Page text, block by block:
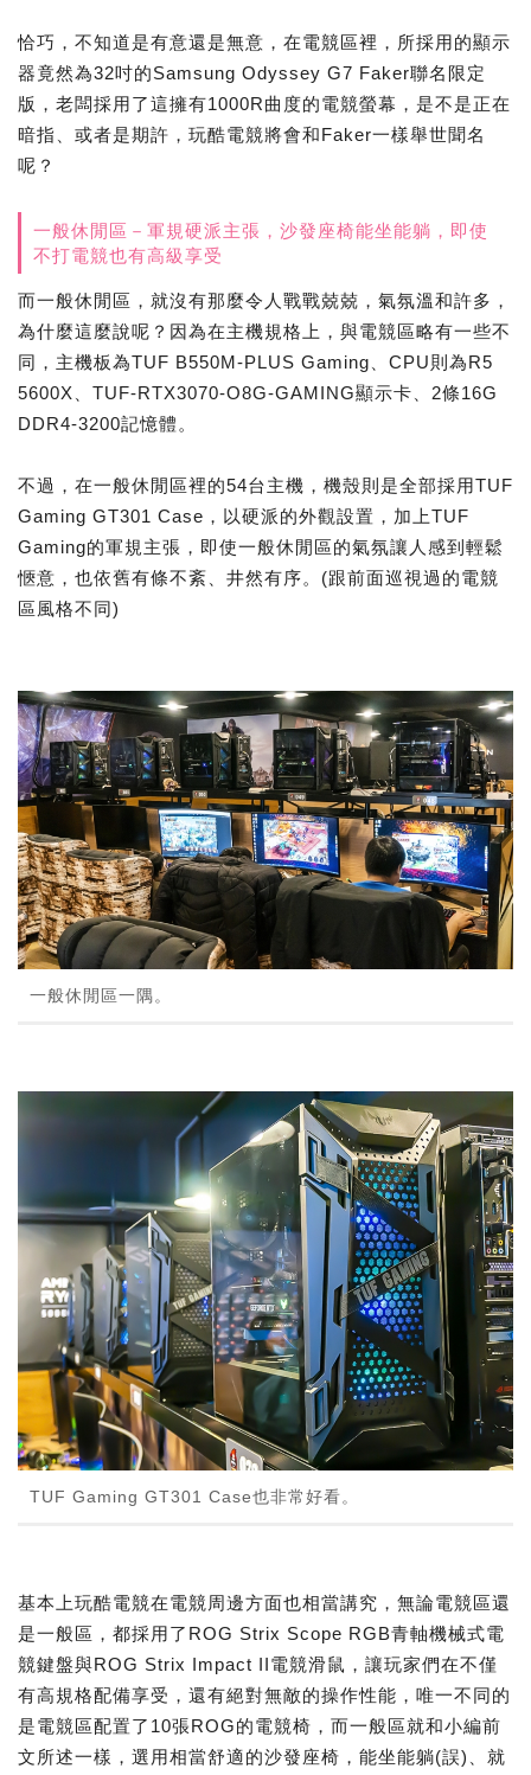
恰巧，不知道是有意還是無意，在電競區裡，所採用的顯示
器竟然為32吋的Samsung Odyssey G7 Faker聯名限定
版，老闆採用了這擁有1000R曲度的電競螢幕，是不是正在
暗指、或者是期許，玩酷電競將會和Faker一樣舉世聞名
呢？
一般休閒區－軍規硬派主張，沙發座椅能坐能躺，即使
不打電競也有高級享受
而一般休閒區，就沒有那麼令人戰戰兢兢，氣氛溫和許多，
為什麼這麼說呢？因為在主機規格上，與電競區略有一些不
同，主機板為TUF B550M-PLUS Gaming、CPU則為R5
5600X、TUF-RTX3070-O8G-GAMING顯示卡、2條16G
DDR4-3200記憶體。
不過，在一般休閒區裡的54台主機，機殼則是全部採用TUF
Gaming GT301 Case，以硬派的外觀設置，加上TUF
Gaming的軍規主張，即使一般休閒區的氣氛讓人感到輕鬆
愜意，也依舊有條不紊、井然有序。(跟前面巡視過的電競
區風格不同)
一般休閒區一隅。
TUF Gaming GT301 Case也非常好看。
基本上玩酷電競在電競周邊方面也相當講究，無論電競區還
是一般區，都採用了ROG Strix Scope RGB青軸機械式電
競鍵盤與ROG Strix Impact II電競滑鼠，讓玩家們在不僅
有高規格配備享受，還有絕對無敵的操作性能，唯一不同的
是電競區配置了10張ROG的電競椅，而一般區就和小編前
文所述一樣，選用相當舒適的沙發座椅，能坐能躺(誤)、就